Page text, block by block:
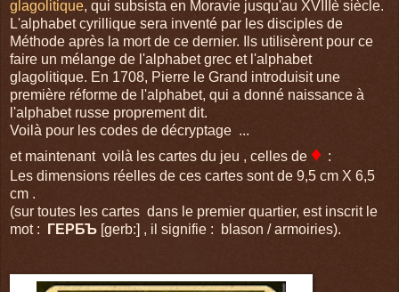
glagolitique, qui subsista en Moravie jusqu'au XVIIIè siècle.
L'alphabet cyrillique sera inventé par les disciples de
Méthode après la mort de ce dernier. Ils utilisèrent pour ce
faire un mélange de l'alphabet grec et l'alphabet
glagolitique. En 1708, Pierre le Grand introduisit une
première réforme de l'alphabet, qui a donné naissance à
l'alphabet russe proprement dit.
Voilà pour les codes de décryptage ...
et maintenant voilà les cartes du jeu , celles de ♦ :
Les dimensions réelles de ces cartes sont de 9,5 cm X 6,5
cm .
(sur toutes les cartes dans le premier quartier, est inscrit le
mot :
ГЕРБЪ [gerb:] , il signifie : blason / armoiries).